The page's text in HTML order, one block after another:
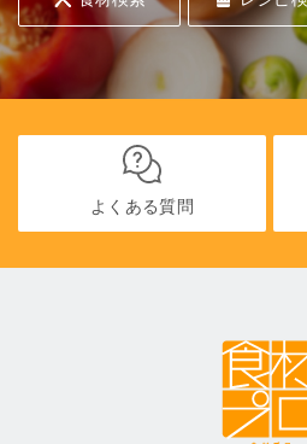
よくある質問